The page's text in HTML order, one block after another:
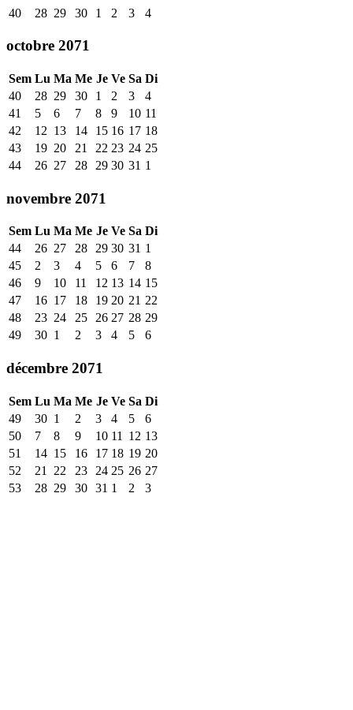
40
28 29 30 1 2 3 4
octobre 2071
Sem Lu Ma Me Je Ve Sa Di
40
28 29 30 1 2 3
4
41
5 6 7 8 9 10 11
42
12 13 14 15 16 17 18
43
19 20 21 22 23 24 25
44
26 27 28 29 30 31 1
novembre 2071
Sem Lu Ma Me Je Ve Sa Di
44
26 27 28 29 30 31 1
45
2 3 4 5 6 7
8
46
9 10 11 12 13 14 15
47
16 17 18 19 20 21 22
48
23 24 25 26 27 28 29
49
30 1 2 3 4 5 6
décembre 2071
Sem Lu Ma Me Je Ve Sa Di
49
30 1 2 3 4 5
6
50
7 8 9 10 11 12 13
51
14 15 16 17 18 19 20
52
21 22 23 24 25 26 27
53
28 29 30 31 1 2 3